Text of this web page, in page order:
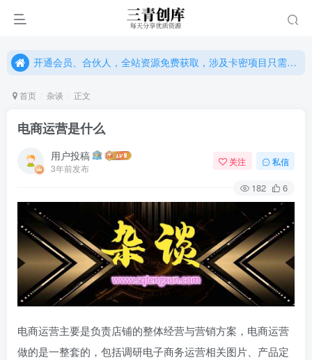
开通会员、合伙人，全站资源免费获取，涉及卡密项目只需单独购卡密（位置：网站右下悬浮按钮）
开通会员、合伙人，全站资源免费获取，涉及卡密项目只需单独购卡密（位置：网站右下悬浮按钮）
首页 杂谈 正文
电商运营是什么
用户投稿
3年前发布
关注 私信
182 6
电商运营主要是负责店铺的整体经营与营销方案，电商运营
做的是一整套的，包括调研电子商务运营相关图片、产品定